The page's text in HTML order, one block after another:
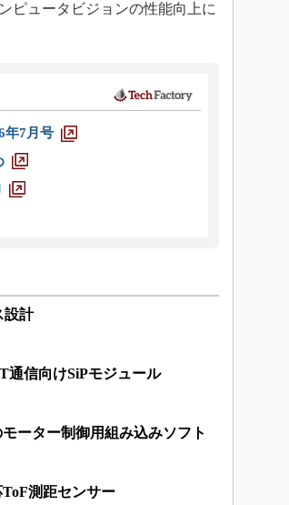
ピュータビジョンの性能向上に
年7月号
設計
通信向けSiPモジュール
ーター制御用組み込みソフト
測距センサー